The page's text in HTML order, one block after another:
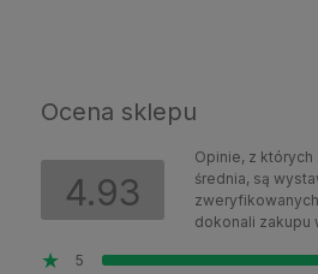
Ocena sklepu
4.93
Opinie, z których
średnia, są
dokonali zakupu
5